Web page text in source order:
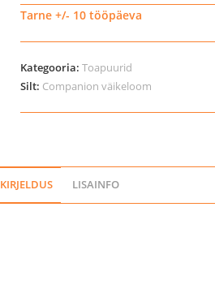
Heaven
kogus
Tarne +/- 10 tööpäeva
Kategooria: Toapuurid
Silt: Companion väikeloom
KIRJELDUS LISAINFO